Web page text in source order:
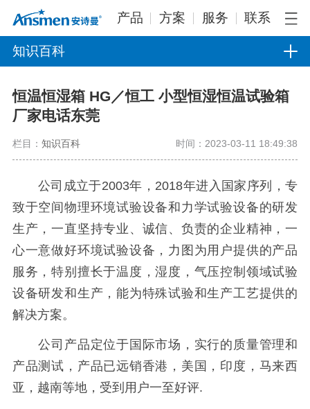
产品 方案 服务 联系
知识百科
恒温恒湿箱 HG／恒工 小型恒湿恒温试验箱
厂家电话东莞
栏目： 知识百科 时间：2023-03-11 18:49:38
公司成立于2003年，2018年进入国家序列，专
致于空间物理环境试验设备和力学试验设备的研发
生产，一直坚持专业、诚信、负责的企业精神，一
心一意做好环境试验设备，力图为用户提供的产品
服务，特别擅长于温度，湿度，气压控制领域试验
设备研发和生产，能为特殊试验和生产工艺提供的
解决方案。
公司产品定位于国际市场，实行的质量管理和
产品测试，产品已远销香港，美国，印度，马来西
亚，越南等地，受到用户一至好评.